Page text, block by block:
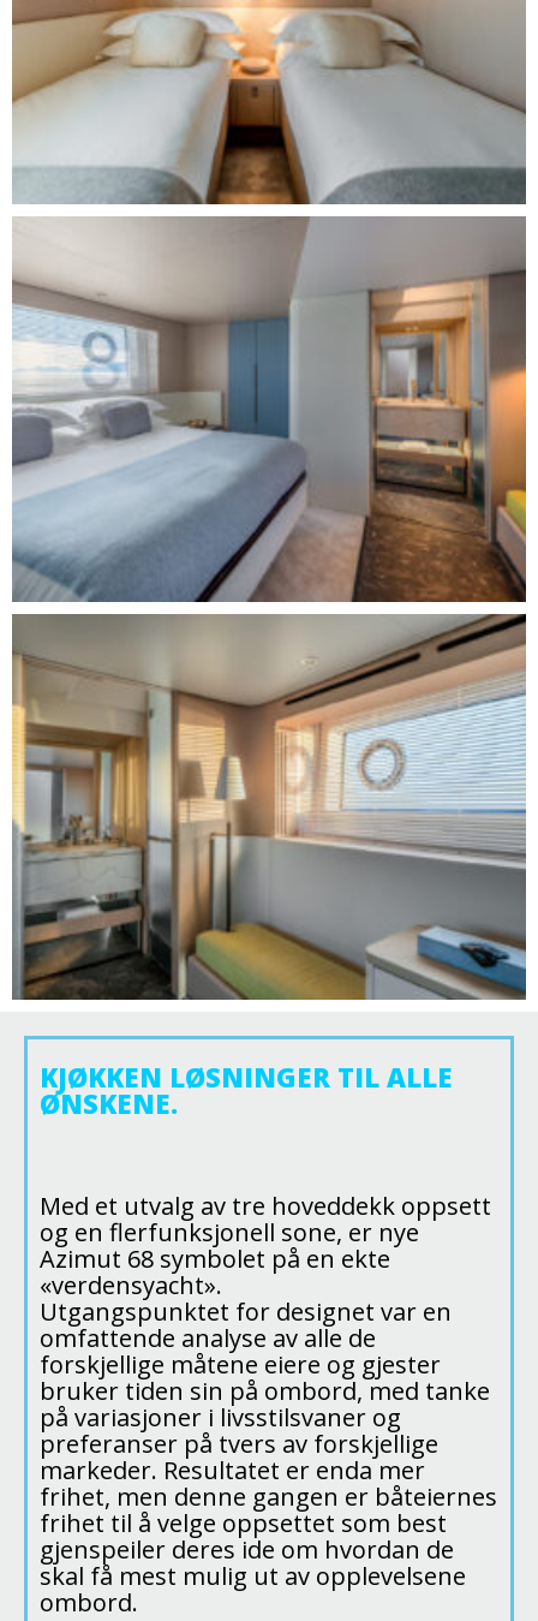
KJØKKEN LØSNINGER TIL ALLE
ØNSKENE.
Med et utvalg av tre hoveddekk oppsett
og en flerfunksjonell sone, er nye
Azimut 68 symbolet på en ekte
«verdensyacht».
Utgangspunktet for designet var en
omfattende analyse av alle de
forskjellige måtene eiere og gjester
bruker tiden sin på ombord, med tanke
på variasjoner i livsstilsvaner og
preferanser på tvers av forskjellige
markeder. Resultatet er enda mer
frihet, men denne gangen er båteiernes
frihet til å velge oppsettet som best
gjenspeiler deres ide om hvordan de
skal få mest mulig ut av opplevelsene
ombord.